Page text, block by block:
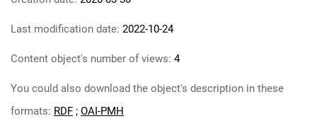
Last modification date: 2022-10-24
Content object's number of views: 4
You could also download the object's description in these
formats: RDF ; OAI-PMH